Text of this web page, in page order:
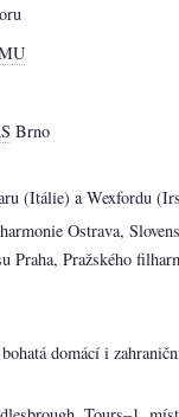
Brno
(Itálie) a Wexfordu
Ostrava,
Praha, Pražského
domácí i